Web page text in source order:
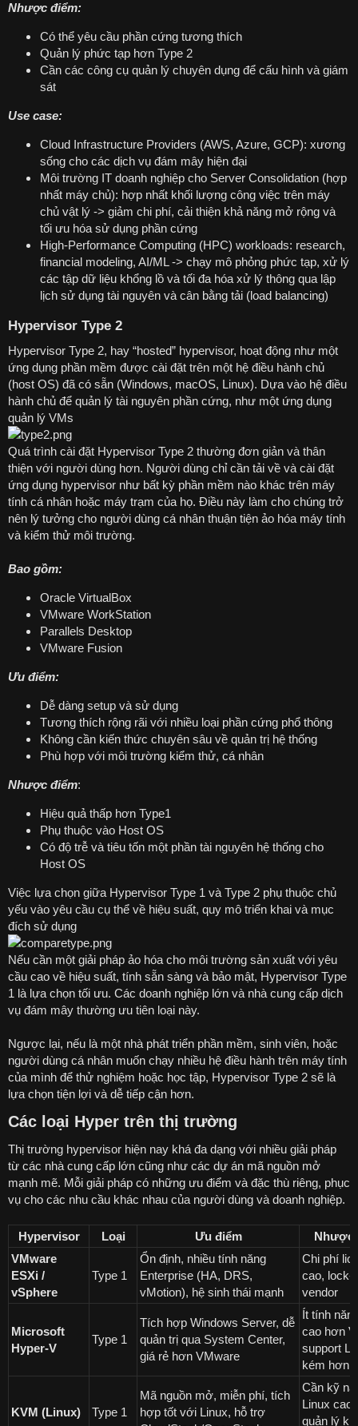
Nhược điểm:
Có thể yêu cầu phần cứng tương thích
Quản lý phức tạp hơn Type 2
Cần các công cụ quản lý chuyên dụng để cấu hình và giám
sát
Use case:
Cloud Infrastructure Providers (AWS, Azure, GCP): xương
sống cho các dịch vụ đám mây hiện đại
Môi trường IT doanh nghiệp cho Server Consolidation (hợp
nhất máy chủ): hợp nhất khối lượng công việc trên máy
chủ vật lý -> giảm chi phí, cải thiện khả năng mở rộng và
tối ưu hóa sử dụng phần cứng
High-Performance Computing (HPC) workloads: research,
financial modeling, AI/ML -> chạy mô phỏng phức tạp, xử lý
các tập dữ liệu khổng lồ và tối đa hóa xử lý thông qua lập
lịch sử dụng tài nguyên và cân bằng tải (load balancing)
Hypervisor Type 2
Hypervisor Type 2, hay “hosted” hypervisor, hoạt động như một
ứng dụng phần mềm được cài đặt trên một hệ điều hành chủ
(host OS) đã có sẵn (Windows, macOS, Linux). Dựa vào hệ điều
hành chủ để quản lý tài nguyên phần cứng, như một ứng dụng
quản lý VMs
Quá trình cài đặt Hypervisor Type 2 thường đơn giản và thân
thiện với người dùng hơn. Người dùng chỉ cần tải về và cài đặt
ứng dụng hypervisor như bất kỳ phần mềm nào khác trên máy
tính cá nhân hoặc máy trạm của họ. Điều này làm cho chúng trở
nên lý tưởng cho người dùng cá nhân thuận tiện ảo hóa máy tính
và kiểm thử môi trường.
Bao gồm:
Oracle VirtualBox
VMware WorkStation
Parallels Desktop
VMware Fusion
Ưu điểm:
Dễ dàng setup và sử dụng
Tương thích rộng rãi với nhiều loại phần cứng phổ thông
Không cần kiến thức chuyên sâu về quản trị hệ thống
Phù hợp với môi trường kiểm thử, cá nhân
Nhược điểm:
Hiệu quả thấp hơn Type1
Phụ thuộc vào Host OS
Có độ trễ và tiêu tốn một phần tài nguyên hệ thống cho
Host OS
Việc lựa chọn giữa Hypervisor Type 1 và Type 2 phụ thuộc chủ
yếu vào yêu cầu cụ thể về hiệu suất, quy mô triển khai và mục
đích sử dụng
Nếu cần một giải pháp ảo hóa cho môi trường sản xuất với yêu
cầu cao về hiệu suất, tính sẵn sàng và bảo mật, Hypervisor Type
1 là lựa chọn tối ưu. Các doanh nghiệp lớn và nhà cung cấp dịch
vụ đám mây thường ưu tiên loại này.
Ngược lại, nếu là một nhà phát triển phần mềm, sinh viên, hoặc
người dùng cá nhân muốn chạy nhiều hệ điều hành trên máy tính
của mình để thử nghiệm hoặc học tập, Hypervisor Type 2 sẽ là
lựa chọn tiện lợi và dễ tiếp cận hơn.
Các loại Hyper trên thị trường
Thị trường hypervisor hiện nay khá đa dạng với nhiều giải pháp
từ các nhà cung cấp lớn cũng như các dự án mã nguồn mở
mạnh mẽ. Mỗi giải pháp có những ưu điểm và đặc thù riêng, phục
vụ cho các nhu cầu khác nhau của người dùng và doanh nghiệp.
Hypervisor Loại Ưu điểm
Nhược
VMware
ESXi /
vSphere
Type 1
Ổn định, nhiều tính năng
Enterprise (HA, DRS,
vMotion), hệ sinh thái mạnh
Chi phí
cao, lock-
vendor
Microsoft
Hyper-V
Type 1
Tích hợp Windows Server, dễ
quản trị qua System Center,
giá rẻ hơn VMware
Ít tính
cao hơn
support
kém hơn
KVM (Linux) Type 1
Mã nguồn mở, miễn phí, tích
hợp tốt với Linux, hỗ trợ
Cần kỹ
Linux
quản lý